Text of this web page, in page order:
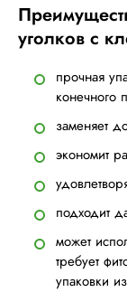
уголков с
прочная
конечного
заменяет
экономит
подходит
может
требует
упаковки